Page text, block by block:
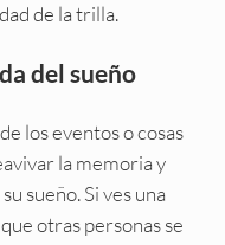
de la trilla.
del sueño
los eventos o cosas
la memoria y
sueño. Si ves una
otras personas se